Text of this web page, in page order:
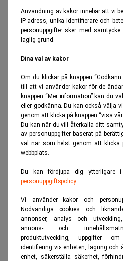
Användning av kakor innebär att vi
IP-adress, unika identifierare och
personuppgifter sker med
laglig grund.
Dina val av kakor
Om du klickar på knappen
till att vi använder kakor för de
knappen “Mer information” kan du
eller godkänna. Du kan också välja
genom att klicka på knappen “visa
Du kan när du vill återkalla ditt
av personuppgifter baserat på
val när som helst genom att klicka
webbplats.
Du kan fördjupa dig ytterligare
personuppgiftspolicy.
Vi använder kakor och
Nödvändiga cookies och
annonser, analys och
annons- och
produktutveckling, uppgifter
identifiering via enheten, lagring
enhet, säkerställa säkerhet,
miljoner kronor.
Ackumulerat för årets första tio
fått in totalt drygt 50 miljarder
blir svårt att nå upp till
miljarder kronor trots två
Läs mer från Realtid - vårt
är kostnadsfritt:
Startups
Rikard Jansson
Senaste lediga jobben
Bolagsjurist till Eltel AB
Placering:Bromma, Stockholm
Sista ansökningsdag:21/08/